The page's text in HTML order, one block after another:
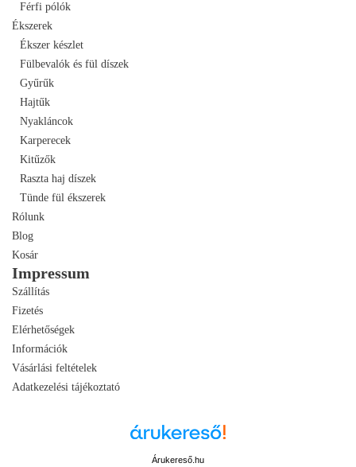
Férfi pólók
Ékszerek
Ékszer készlet
Fülbevalók és fül díszek
Gyűrűk
Hajtűk
Nyakláncok
Karperecek
Kitűzők
Raszta haj díszek
Tünde fül ékszerek
Rólunk
Blog
Kosár
Impressum
Szállítás
Fizetés
Elérhetőségek
Információk
Vásárlási feltételek
Adatkezelési tájékoztató
Árukereső.hu